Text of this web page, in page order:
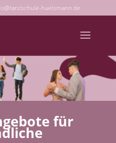
huelsmann.de
für